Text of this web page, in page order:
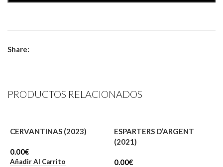
Share:
PRODUCTOS RELACIONADOS
CERVANTINAS (2023)
0.00€
Añadir Al Carrito
ESPARTERS D’ARGENT
(2021)
0.00€